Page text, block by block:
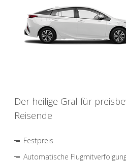
Der heilige Gral für
Reisende
Festpreis
Automatische